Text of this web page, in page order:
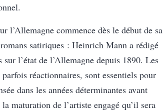
l’Allemagne commence dès le début de sa
satiriques : Heinrich Mann a rédigé
l’état de l’Allemagne depuis 1890. Les
réactionnaires, sont essentiels pour
dans les années déterminantes avant
maturation de l’artiste engagé qu’il sera